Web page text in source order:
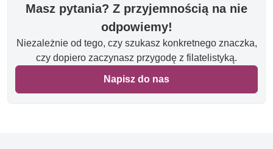
Masz pytania? Z przyjemnością na nie
odpowiemy!
Niezależnie od tego, czy szukasz konkretnego znaczka,
czy dopiero zaczynasz przygodę z filatelistyką.
Napisz do nas